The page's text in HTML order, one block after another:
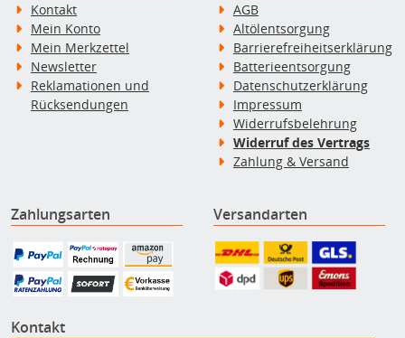
Kontakt
Mein Konto
Mein Merkzettel
Newsletter
Reklamationen und
Rücksendungen
AGB
Altölentsorgung
Barrierefreiheitserklärung
Batterieentsorgung
Datenschutzerklärung
Impressum
Widerrufsbelehrung
Widerruf des Vertrags
Zahlung & Versand
Zahlungsarten Versandarten
Kontakt